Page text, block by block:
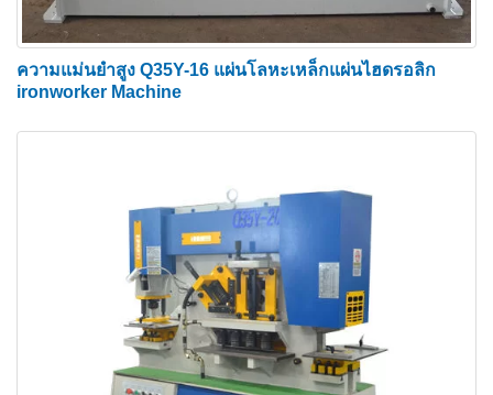
สถานีตัดมุม
สถานีตัดมุมสามารถตัดเหล็กฉากทุกขนาดที่ความยาว
หลายประเภทอย่างมีประสิทธิภาพ สามารถทำมุม
ระหว่าง 45° ถึง 90° โดยการตัดครั้งแรกที่ 90° แล้วจึง
ตัดแต่งขอบหน้าแปลนให้เป็นมุมที่ต้องการในสถานีตัด
ความแม่นยำสูง Q35Y-16 แผ่นโลหะเหล็กแผ่นไฮดรอลิก
ironworker Machine